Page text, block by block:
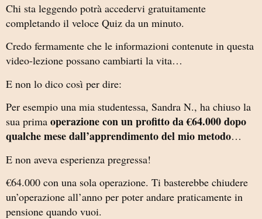
Chi sta leggendo potrà accedervi gratuitamente
completando il veloce Quiz da un minuto.
Credo fermamente che le informazioni contenute in questa
video-lezione possano cambiarti la vita…
E non lo dico così per dire:
Per esempio una mia studentessa, Sandra N., ha chiuso la
sua prima operazione con un profitto da €64.000 dopo
qualche mese dall’apprendimento del mio metodo…
E non aveva esperienza pregressa!
€64.000 con una sola operazione. Ti basterebbe chiudere
un’operazione all’anno per poter andare praticamente in
pensione quando vuoi.